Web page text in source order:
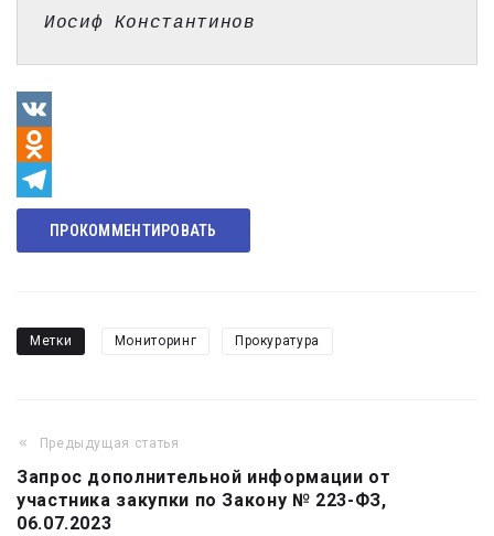
Иосиф Константинов
VK
Odnoklassniki
Telegram
ПРОКОММЕНТИРОВАТЬ
Метки Мониторинг Прокуратура
Навигация
по
записям
Предыдущая статья
Запрос дополнительной информации от
участника закупки по Закону № 223-ФЗ,
06.07.2023